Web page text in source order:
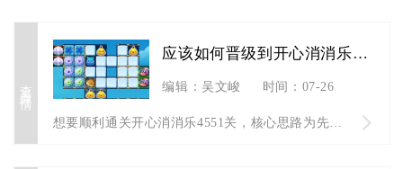
应该如何晋级到开心消消乐4551关
编辑：吴文峻 时间：07-26
想要顺利通关开心消消乐4551关，核心思路为先打通底层棋盘通...